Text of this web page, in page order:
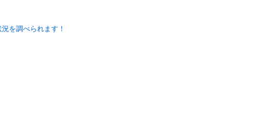
を調べられます！